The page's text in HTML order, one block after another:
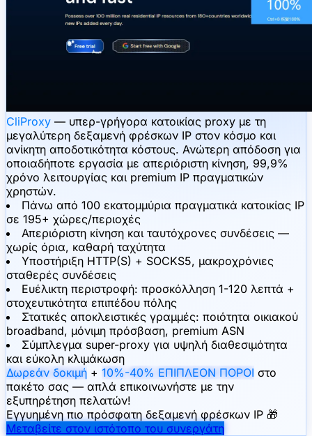
CliProxy — υπερ-γρήγορα κατοικίας proxy με τη
μεγαλύτερη δεξαμενή φρέσκων IP στον κόσμο και
ανίκητη αποδοτικότητα κόστους. Ανώτερη απόδοση για
οποιαδήποτε εργασία με απεριόριστη κίνηση, 99,9%
χρόνο λειτουργίας και premium IP πραγματικών
χρηστών.
Πάνω από 100 εκατομμύρια πραγματικά κατοικίας IP
σε 195+ χώρες/περιοχές
Απεριόριστη κίνηση και ταυτόχρονες συνδέσεις —
χωρίς όρια, καθαρή ταχύτητα
Υποστήριξη HTTP(S) + SOCKS5, μακροχρόνιες
σταθερές συνδέσεις
Ευέλικτη περιστροφή: προσκόλληση 1-120 λεπτά +
στοχευτικότητα επιπέδου πόλης
Στατικές αποκλειστικές γραμμές: ποιότητα οικιακού
broadband, μόνιμη πρόσβαση, premium ASN
Σύμπλεγμα super-proxy για υψηλή διαθεσιμότητα
και εύκολη κλιμάκωση
Δωρεάν δοκιμή + 10%-40% ΕΠΙΠΛΕΟΝ ΠΟΡΟΙ στο
πακέτο σας — απλά επικοινωνήστε με την
εξυπηρέτηση πελατών!
Εγγυημένη πιο πρόσφατη δεξαμενή φρέσκων IP 🎁
Μεταβείτε στον ιστότοπο του συνεργάτη